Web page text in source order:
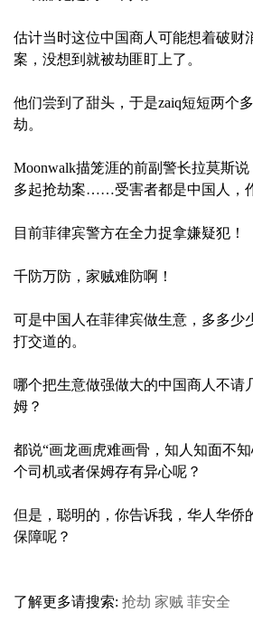
估计当时这位中国商人可能想着破财
案，没想到就被劫匪盯上了。
他们尝到了甜头，于是zaiq短短两个
劫。
Moonwalk描笼涯的前副警长拉莫斯
多起抢劫案……受害者都是中国人，
目前菲律宾警方在全力捉拿嫌疑犯！
千防万防，家贼难防啊！
可是中国人在菲律宾做生意，多多少
打交道的。
哪个把生意做强做大的中国商人不请
姆？
都说“画龙画虎难画骨，知人知面不
个司机或者保姆存有异心呢？
但是，聪明的，你告诉我，华人华侨
保障呢？
了解更多请搜索: 抢劫 家贼 菲安全